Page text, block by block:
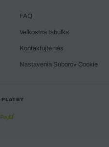
FAQ
Veľkostná tabuľka
Kontaktujte nás
Nastavenia Súborov Cookie
PLATBY